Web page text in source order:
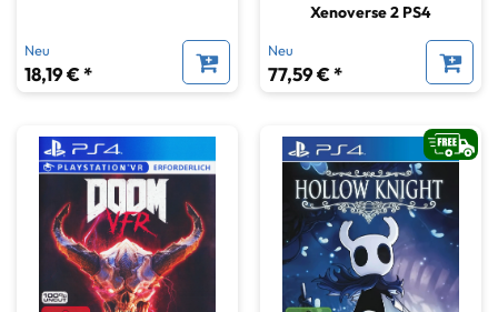
Neu
18,19 € *
Xenoverse 2 PS4
Neu
77,59 € *